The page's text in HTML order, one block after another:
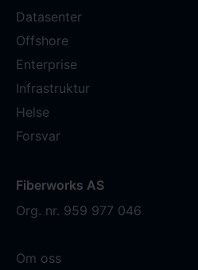
Datasenter
Offshore
Enterprise
Infrastruktur
Helse
Forsvar
Fiberworks AS
Org. nr. 959 977 046
Om oss